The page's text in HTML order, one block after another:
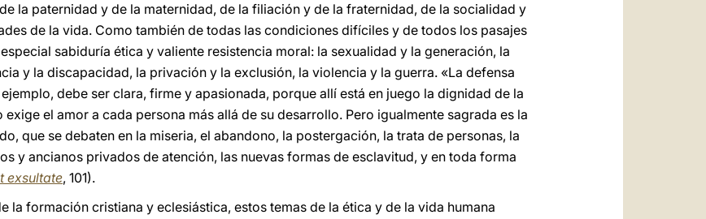
la paternidad y de la maternidad, de la filiación y de la fraternidad, de la socialidad y
de la vida. Como también de todas las condiciones difíciles y de todos los pasajes
sabiduría ética y valiente resistencia moral: la sexualidad y la generación, la
y la discapacidad, la privación y la exclusión, la violencia y la guerra. «La defensa
debe ser clara, firme y apasionada, porque allí está en juego la dignidad de la
el amor a cada persona más allá de su desarrollo. Pero igualmente sagrada es la
que se debaten en la miseria, el abandono, la postergación, la trata de personas, la
y ancianos privados de atención, las nuevas formas de esclavitud, y en toda forma
exsultate, 101).
la formación cristiana y eclesiástica, estos temas de la ética y de la vida humana